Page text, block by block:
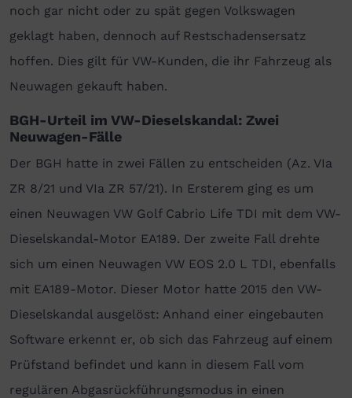
noch gar nicht oder zu spät gegen Volkswagen
geklagt haben, dennoch auf Restschadensersatz
hoffen. Dies gilt für VW-Kunden, die ihr Fahrzeug als
Neuwagen gekauft haben.
BGH-Urteil im VW-Dieselskandal: Zwei
Neuwagen-Fälle
Der BGH hatte in zwei Fällen zu entscheiden (Az. VIa
ZR 8/21 und VIa ZR 57/21). In Ersterem ging es um
einen Neuwagen VW Golf Cabrio Life TDI mit dem VW-
Dieselskandal-Motor EA189. Der zweite Fall drehte
sich um einen Neuwagen VW EOS 2.0 L TDI, ebenfalls
mit EA189-Motor. Dieser Motor hatte 2015 den VW-
Dieselskandal ausgelöst: Anhand einer eingebauten
Software erkennt er, ob sich das Fahrzeug auf einem
Prüfstand befindet und kann in diesem Fall vom
regulären Abgasrückführungsmodus in einen